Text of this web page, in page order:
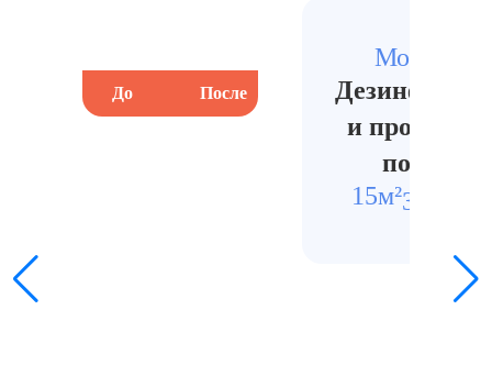
До После
Москва
и просушка
полов
15м²35000₽